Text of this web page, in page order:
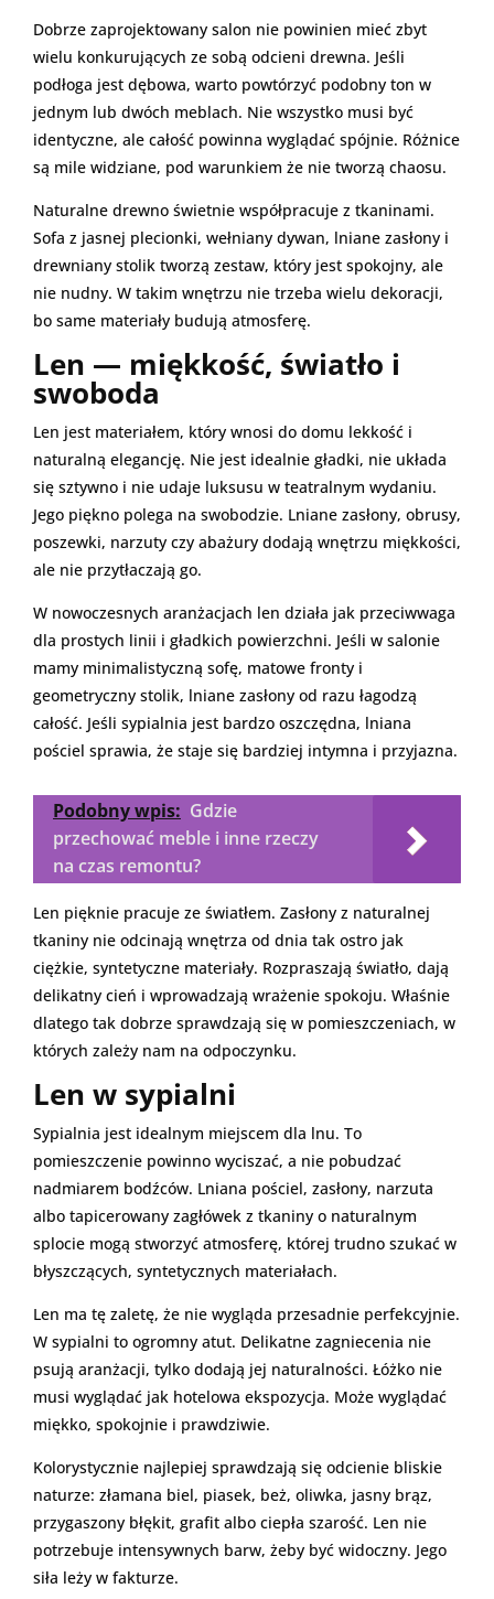
Dobrze zaprojektowany salon nie powinien mieć zbyt
wielu konkurujących ze sobą odcieni drewna. Jeśli
podłoga jest dębowa, warto powtórzyć podobny ton w
jednym lub dwóch meblach. Nie wszystko musi być
identyczne, ale całość powinna wyglądać spójnie. Różnice
są mile widziane, pod warunkiem że nie tworzą chaosu.
Naturalne drewno świetnie współpracuje z tkaninami.
Sofa z jasnej plecionki, wełniany dywan, lniane zasłony i
drewniany stolik tworzą zestaw, który jest spokojny, ale
nie nudny. W takim wnętrzu nie trzeba wielu dekoracji,
bo same materiały budują atmosferę.
Len — miękkość, światło i
swoboda
Len jest materiałem, który wnosi do domu lekkość i
naturalną elegancję. Nie jest idealnie gładki, nie układa
się sztywno i nie udaje luksusu w teatralnym wydaniu.
Jego piękno polega na swobodzie. Lniane zasłony, obrusy,
poszewki, narzuty czy abażury dodają wnętrzu miękkości,
ale nie przytłaczają go.
W nowoczesnych aranżacjach len działa jak przeciwwaga
dla prostych linii i gładkich powierzchni. Jeśli w salonie
mamy minimalistyczną sofę, matowe fronty i
geometryczny stolik, lniane zasłony od razu łagodzą
całość. Jeśli sypialnia jest bardzo oszczędna, lniana
pościel sprawia, że staje się bardziej intymna i przyjazna.
Podobny wpis: Gdzie
przechować meble i inne rzeczy
na czas remontu?
Len pięknie pracuje ze światłem. Zasłony z naturalnej
tkaniny nie odcinają wnętrza od dnia tak ostro jak
ciężkie, syntetyczne materiały. Rozpraszają światło, dają
delikatny cień i wprowadzają wrażenie spokoju. Właśnie
dlatego tak dobrze sprawdzają się w pomieszczeniach, w
których zależy nam na odpoczynku.
Len w sypialni
Sypialnia jest idealnym miejscem dla lnu. To
pomieszczenie powinno wyciszać, a nie pobudzać
nadmiarem bodźców. Lniana pościel, zasłony, narzuta
albo tapicerowany zagłówek z tkaniny o naturalnym
splocie mogą stworzyć atmosferę, której trudno szukać w
błyszczących, syntetycznych materiałach.
Len ma tę zaletę, że nie wygląda przesadnie perfekcyjnie.
W sypialni to ogromny atut. Delikatne zagniecenia nie
psują aranżacji, tylko dodają jej naturalności. Łóżko nie
musi wyglądać jak hotelowa ekspozycja. Może wyglądać
miękko, spokojnie i prawdziwie.
Kolorystycznie najlepiej sprawdzają się odcienie bliskie
naturze: złamana biel, piasek, beż, oliwka, jasny brąz,
przygaszony błękit, grafit albo ciepła szarość. Len nie
potrzebuje intensywnych barw, żeby być widoczny. Jego
siła leży w fakturze.